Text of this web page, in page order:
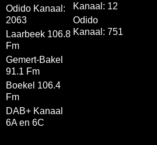
Odido Kanaal:
2063
Laarbeek 106.8
Fm
Gemert-Bakel
91.1 Fm
Boekel 106.4
Fm
DAB+ Kanaal
6A en 6C
Kanaal: 12
Odido
Kanaal: 751